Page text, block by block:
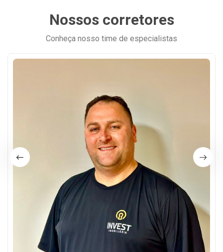
Nossos corretores
Conheça nosso time de especialistas